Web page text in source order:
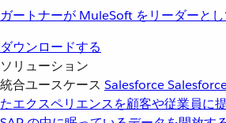
ガートナーが MuleSoft をリーダーと
ダウンロードする
ソリューション
統合ユースケース Salesforce
たエクスペリエンスを顧客や従業員に